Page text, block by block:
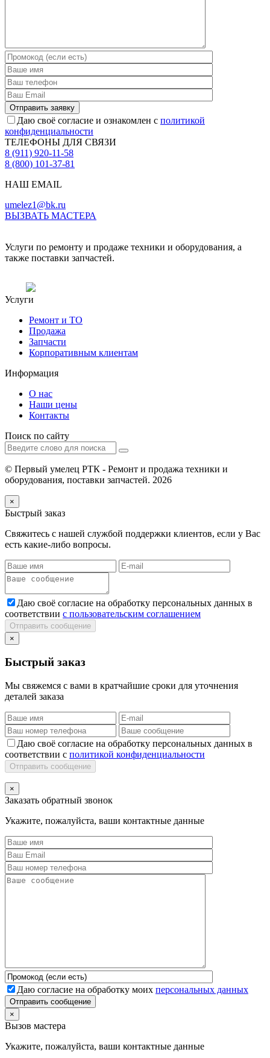
Даю своё согласие и ознакомлен с политикой
конфиденциальности
ТЕЛЕФОНЫ ДЛЯ СВЯЗИ
8 (911) 920-11-58
8 (800) 101-37-81
НАШ EMAIL
umelez1@bk.ru
ВЫЗВАТЬ МАСТЕРА
Услуги по ремонту и продаже техники и оборудования, а
также поставки запчастей.
Услуги
Ремонт и ТО
Продажа
Запчасти
Корпоративным клиентам
Информация
О нас
Наши цены
Контакты
Поиск по сайту
© Первый умелец РТК - Ремонт и продажа техники и
оборудования, поставки запчастей. 2026
×
Быстрый заказ
Свяжитесь с нашей службой поддержки клиентов, если у Вас
есть какие-либо вопросы.
Даю своё согласие на обработку персональных данных в
соответствии с пользовательским соглашением
Отправить сообщение
×
Быстрый заказ
Мы свяжемся с вами в кратчайшие сроки для уточнения
деталей заказа
Даю своё согласие на обработку персональных данных в
соответствии с политикой конфиденциальности
Отправить сообщение
×
Заказать обратный звонок
Укажите, пожалуйста, ваши контактные данные
Даю согласие на обработку моих персональных данных
Отправить сообщение
×
Вызов мастера
Укажите, пожалуйста, ваши контактные данные